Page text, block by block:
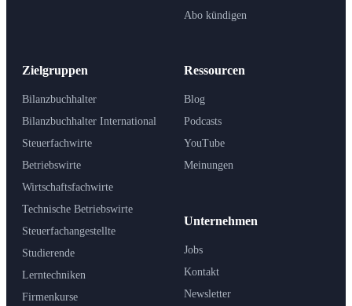
Zielgruppen
Bilanzbuchhalter
Bilanzbuchhalter International
Steuerfachwirte
Betriebswirte
Wirtschaftsfachwirte
Technische Betriebswirte
Steuerfachangestellte
Studierende
Lerntechniken
Firmenkurse
Ressourcen
Blog
Podcasts
YouTube
Meinungen
Unternehmen
Jobs
Kontakt
Newsletter
Abo kündigen